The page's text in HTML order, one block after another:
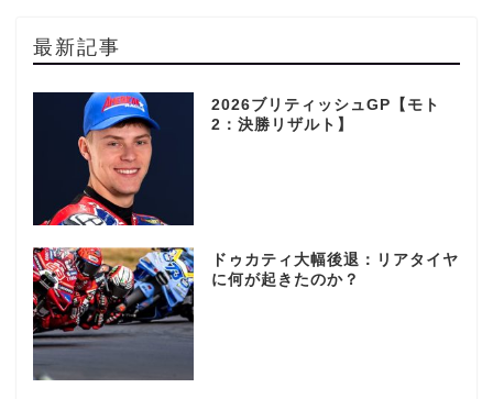
最新記事
2026ブリティッシュGP【モト
2：決勝リザルト】
ドゥカティ大幅後退：リアタイヤ
に何が起きたのか？